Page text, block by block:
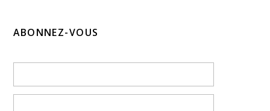
ABONNEZ-VOUS